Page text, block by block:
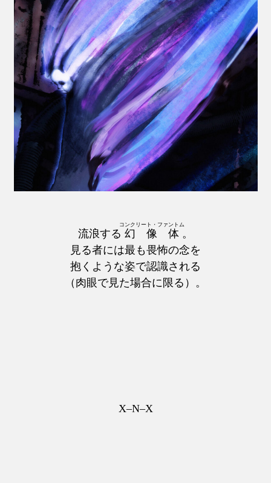
流浪する 幻像体
コンクリート・ファントム
。
見る者には最も畏怖の念を
抱くような姿で認識される
（肉眼で見た場合に限る）。
X–N–X